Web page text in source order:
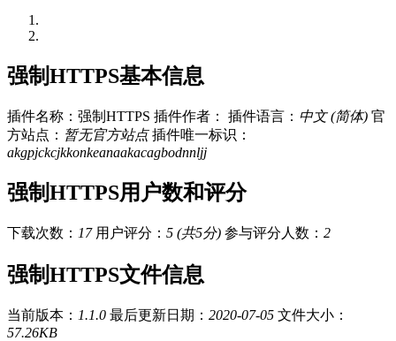
强制HTTPS基本信息
插件名称：强制HTTPS 插件作者： 插件语言： 中文 (简体) 官
方站点： 暂无官方站点 插件唯一标识：
akgpjckcjkkonkeanaakacagbodnnljj
强制HTTPS用户数和评分
下载次数： 17 用户评分： 5 (共5分) 参与评分人数： 2
强制HTTPS文件信息
当前版本： 1.1.0 最后更新日期： 2020-07-05 文件大小：
57.26KB